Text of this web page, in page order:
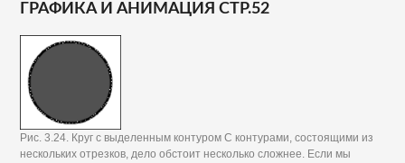
ГРАФИКА И АНИМАЦИЯ СТР.52
Рис. 3.24. Круг с выделенным контуром С контурами, состоящими из
нескольких отрезков, дело обстоит несколько сложнее. Если мы